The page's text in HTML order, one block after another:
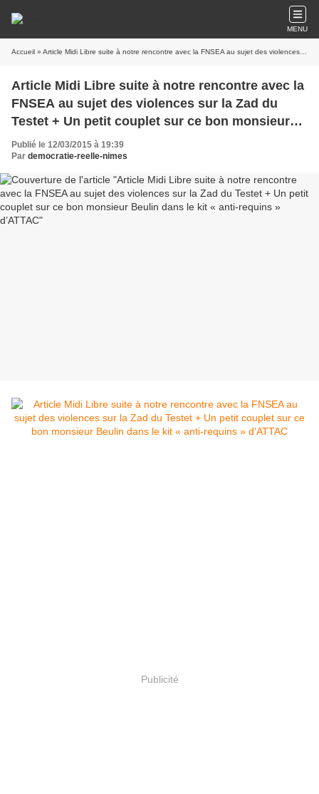
MENU
Accueil » Article Midi Libre suite à notre rencontre avec la FNSEA au sujet des violences sur la Zad du Testet + Un petit couplet sur ce bon monsieur Beulin dans le kit « anti-requins » d’ATTAC
Article Midi Libre suite à notre rencontre avec la
FNSEA au sujet des violences sur la Zad du
Testet + Un petit couplet sur ce bon monsieur
Beulin dans le kit « anti-requins » d’ATTAC
Publié le 12/03/2015 à 19:39
Par democratie-reelle-nimes
Publicité